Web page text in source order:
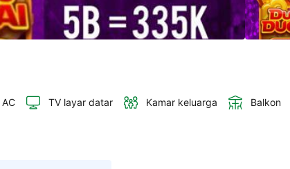
AC TV layar datar Kamar keluarga Balkon